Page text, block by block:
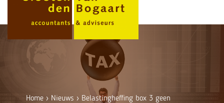
Home › Nieuws › Belastingheffing box 3 geen